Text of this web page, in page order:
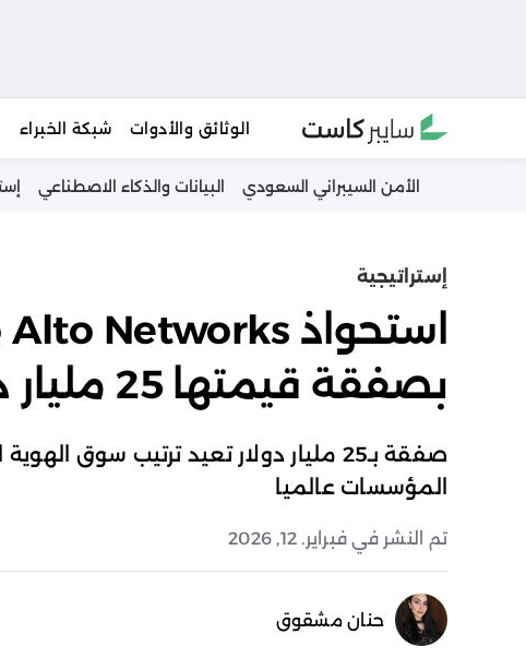
الوثائق والأدوات شبكة الخبراء
الأمن السيبراني السعودي البيانات والذكاء الاصطناعي
إستراتيجية
بصفقة قيمتها 25 مليار دولار
صفقة بـ25 مليار دولار تعيد ترتيب سوق
المؤسسات عالميا
تم النشر في فبراير. 12, 2026
حنان مشقوق